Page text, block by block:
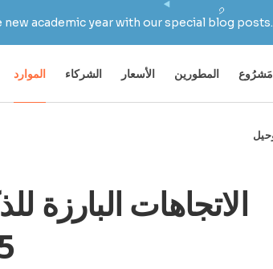
academic year with our special blog posts.
مَشرُوع المطورين الأسعار الشركاء الموارد
الاتجاهات البارزة